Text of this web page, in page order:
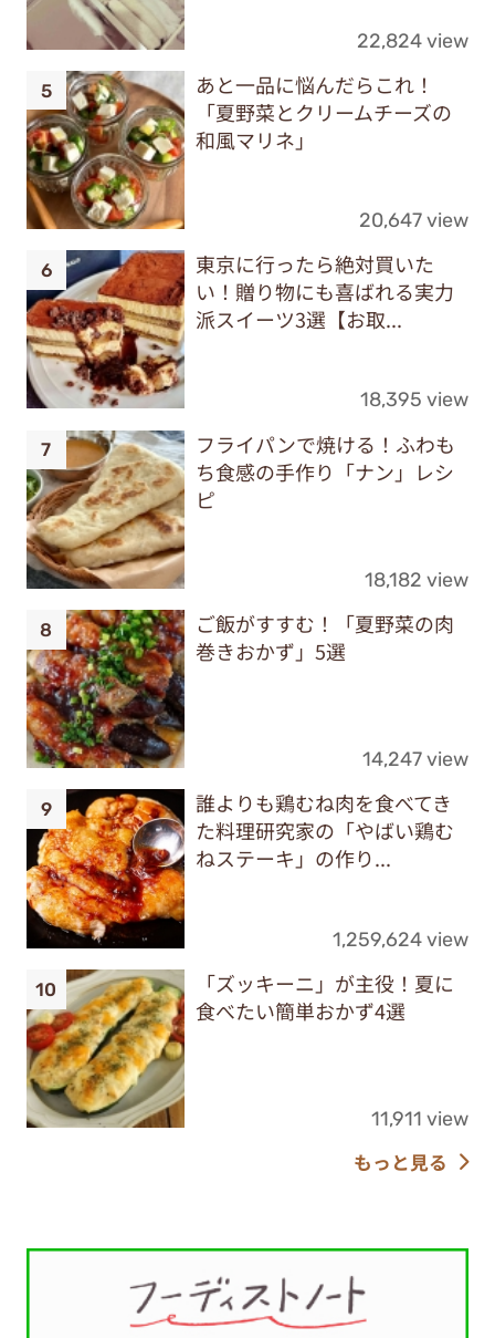
22,824 view
あと一品に悩んだらこれ！
「夏野菜とクリームチーズの
和風マリネ」
20,647 view
東京に行ったら絶対買いた
い！贈り物にも喜ばれる実力
派スイーツ3選【お取...
18,395 view
フライパンで焼ける！ふわも
ち食感の手作り「ナン」レシ
ピ
18,182 view
ご飯がすすむ！「夏野菜の肉
巻きおかず」5選
14,247 view
誰よりも鶏むね肉を食べてき
た料理研究家の「やばい鶏む
ねステーキ」の作り...
1,259,624 view
「ズッキーニ」が主役！夏に
食べたい簡単おかず4選
11,911 view
もっと見る